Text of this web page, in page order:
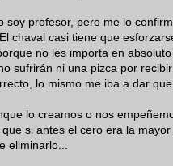
soy profesor, pero me lo
. El chaval casi tiene que
no les importa en
sufrirán ni una pizca por
lo mismo me iba a dar
lo creamos o nos
si antes el cero era la
eliminarlo...